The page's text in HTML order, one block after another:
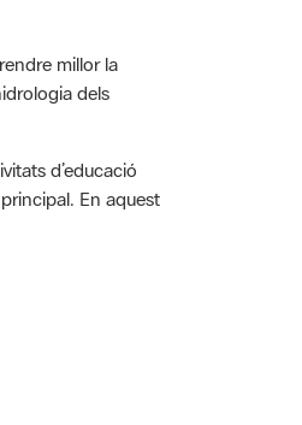
millor la
dels
d’educació
En aquest